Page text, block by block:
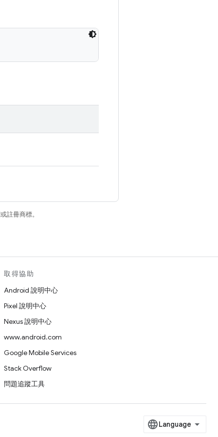
註冊商標。
取得協助
Android 說明中心
Pixel 說明中心
Nexus 說明中心
www.android.com
Google Mobile Services
Stack Overflow
問題追蹤工具